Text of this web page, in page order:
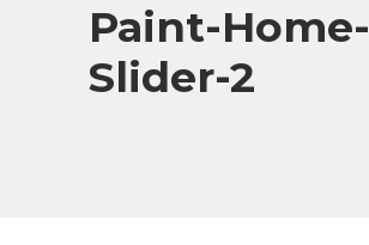
Paint-Home-
Slider-2